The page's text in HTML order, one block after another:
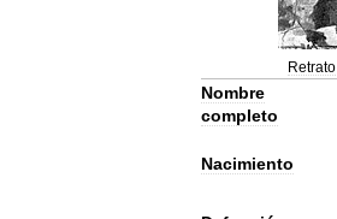
Retrato
Nombre
completo
Nacimiento